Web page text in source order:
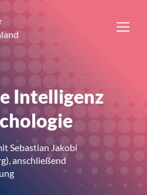
Intelligenz
Sebastian Jakobi
anschließend